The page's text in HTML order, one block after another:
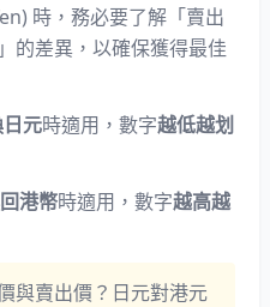
時，務必要了解「賣出
的差異，以確保獲得最佳
元時適用，數字越低越划
港幣時適用，數字越高越
與賣出價？日元對港元